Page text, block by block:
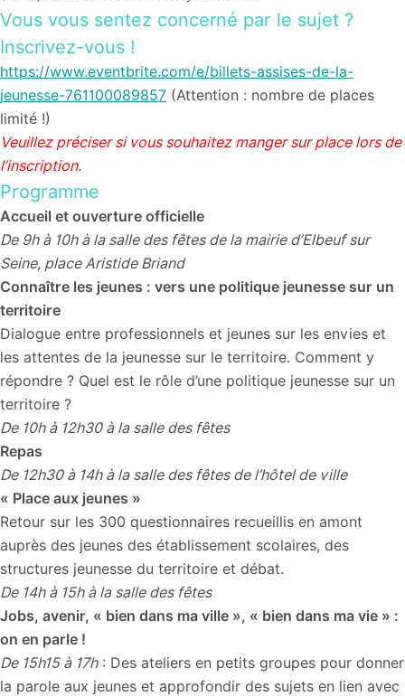
Vous vous sentez concerné par le sujet ?
Inscrivez-vous !
https://www.eventbrite.com/e/billets-assises-de-la-
jeunesse-761100089857 (Attention : nombre de places
limité !)
Veuillez préciser si vous souhaitez manger sur place lors de
l’inscription.
Programme
Accueil et ouverture officielle
De 9h à 10h à la salle des fêtes de la mairie d’Elbeuf sur
Seine, place Aristide Briand
Connaître les jeunes : vers une politique jeunesse sur un
territoire
Dialogue entre professionnels et jeunes sur les envies et
les attentes de la jeunesse sur le territoire. Comment y
répondre ? Quel est le rôle d’une politique jeunesse sur un
territoire ?
De 10h à 12h30 à la salle des fêtes
Repas
De 12h30 à 14h à la salle des fêtes de l’hôtel de ville
« Place aux jeunes »
Retour sur les 300 questionnaires recueillis en amont
auprès des jeunes des établissement scolaires, des
structures jeunesse du territoire et débat.
De 14h à 15h à la salle des fêtes
Jobs, avenir, « bien dans ma ville », « bien dans ma vie » :
on en parle !
De 15h15 à 17h: Des ateliers en petits groupes pour donner
la parole aux jeunes et approfondir des sujets en lien avec